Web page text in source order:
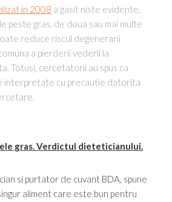
in 2008 a gasit niste evidente,
peste gras, de doua sau mai multe
reduce riscul degenerarii
a pierderii vederii la
Totusi, cercetatorii au spus ca
interpretate cu precautie datorita
gras. Verdictul dieteticianului.
si purtator de cuvant BDA, spune
aliment care este bun pentru